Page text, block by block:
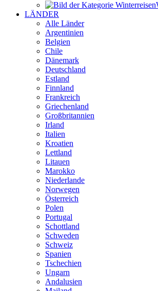
LÄNDER
Alle Länder
Argentinien
Belgien
Chile
Dänemark
Deutschland
Estland
Finnland
Frankreich
Griechenland
Großbritannien
Irland
Italien
Kroatien
Lettland
Litauen
Marokko
Niederlande
Norwegen
Österreich
Polen
Portugal
Schottland
Schweden
Schweiz
Spanien
Tschechien
Ungarn
Andalusien